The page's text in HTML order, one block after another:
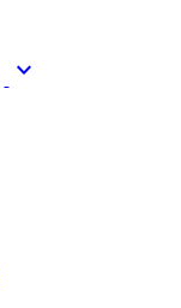
expand_more